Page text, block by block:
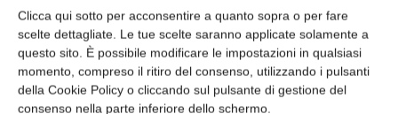
Clicca qui sotto per acconsentire a quanto sopra o per fare
scelte dettagliate. Le tue scelte saranno applicate solamente a
questo sito. È possibile modificare le impostazioni in qualsiasi
momento, compreso il ritiro del consenso, utilizzando i pulsanti
della Cookie Policy o cliccando sul pulsante di gestione del
consenso nella parte inferiore dello schermo.
In caso di mancata ottemperanza alle prescrizioni concordate
e sottoscritte dal paziente al momento dell’accettazione del
piano terapeutico, la garanzia non sarà più efficace né
operativa.